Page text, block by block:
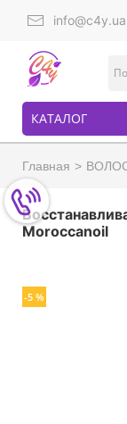
info@c4y.ua
КАТАЛОГ
Главная
Moroccanoil
-5 %